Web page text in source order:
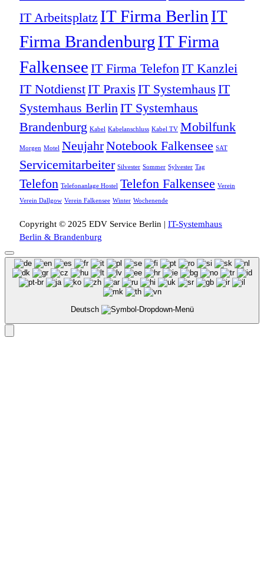
IT Arbeitsplatz IT Firma Berlin IT
Firma BrandenburgIT Firma
Falkensee IT Firma TelefonIT Kanzlei
IT NotdienstIT Praxis IT Systemhaus IT
Systemhaus BerlinIT Systemhaus
Brandenburg Kabel Kabelanschluss Kabel TV Mobilfunk
Morgen Motel NeujahrNotebook Falkensee SAT
Servicemitarbeiter Silvester Sommer Sylvester Tag
Telefon Telefonanlage Hostel Telefon Falkensee Verein
Verein Dallgow Verein Falkensee Winter Wochenende
Copyright © 2025 EDV Service Berlin | IT-Systemhaus
Berlin & Brandenburg
Deutsch